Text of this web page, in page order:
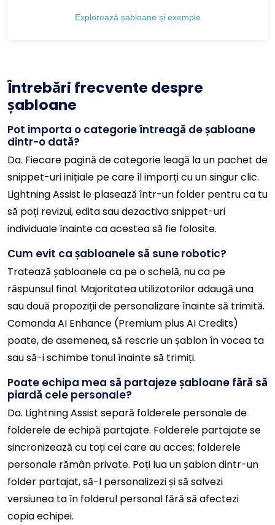
Explorează șabloane și exemple
Întrebări frecvente despre
șabloane
Pot importa o categorie întreagă de șabloane
dintr-o dată?
Da. Fiecare pagină de categorie leagă la un pachet de
snippet-uri inițiale pe care îl imporți cu un singur clic.
Lightning Assist le plasează într-un folder pentru ca tu
să poți revizui, edita sau dezactiva snippet-uri
individuale înainte ca acestea să fie folosite.
Cum evit ca șabloanele să sune robotic?
Tratează șabloanele ca pe o schelă, nu ca pe
răspunsul final. Majoritatea utilizatorilor adaugă una
sau două propoziții de personalizare înainte să trimită.
Comanda AI Enhance (Premium plus AI Credits)
poate, de asemenea, să rescrie un șablon în vocea ta
sau să-i schimbe tonul înainte să trimiți.
Poate echipa mea să partajeze șabloane fără să
piardă cele personale?
Da. Lightning Assist separă folderele personale de
folderele de echipă partajate. Folderele partajate se
sincronizează cu toți cei care au acces; folderele
personale rămân private. Poți lua un șablon dintr-un
folder partajat, să-l personalizezi și să salvezi
versiunea ta în folderul personal fără să afectezi
copia echipei.